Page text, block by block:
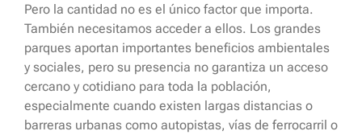
Pero la cantidad no es el único factor que importa.
También necesitamos acceder a ellos. Los grandes
parques aportan importantes beneficios ambientales
y sociales, pero su presencia no garantiza un acceso
cercano y cotidiano para toda la población,
especialmente cuando existen largas distancias o
barreras urbanas como autopistas, vías de ferrocarril o